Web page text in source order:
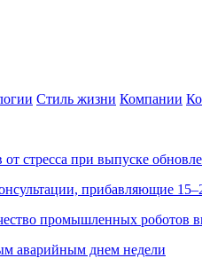
Стиль жизни Компании
от стресса при выпуске
прибавляющие
промышленных роботов
аварийным днем недели